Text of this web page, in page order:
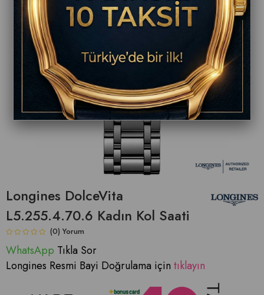
Longines DolceVita
L5.255.4.70.6 Kadın Kol Saati
(0)
WhatsApp Tıkla Sor
Longines Resmi Bayi Doğrulama için tıklayın